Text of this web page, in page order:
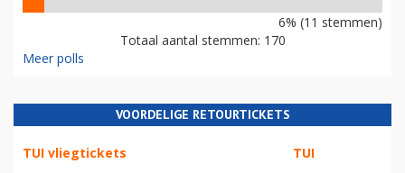
6% (11 stemmen)
Totaal aantal stemmen: 170
Meer polls
VOORDELIGE RETOURTICKETS
TUI vliegtickets TUI